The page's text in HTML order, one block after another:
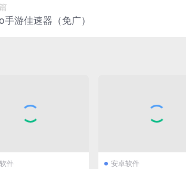
手游佳速器（免广）
件 安卓软件